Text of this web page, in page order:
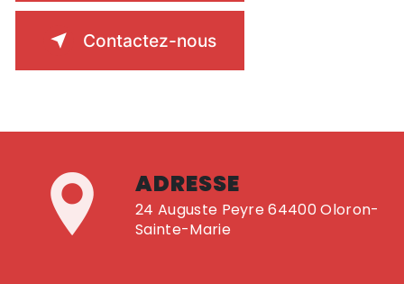
Contactez-nous
ADRESSE
24 Auguste Peyre 64400 Oloron-
Sainte-Marie